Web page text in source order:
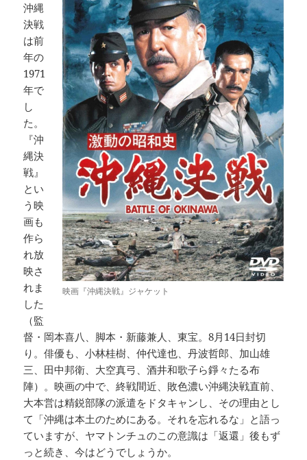
映画『沖縄決戦』ジャケット
沖縄
決戦
は前
年の
1971
年で
し
た。
『沖
縄決
戦』
とい
う映
画も
作ら
れ放
映さ
れま
した
（監
督・岡本喜八、脚本・新藤兼人、東宝。8月14日封切
り。俳優も、小林桂樹、仲代達也、丹波哲郎、加山雄
三、田中邦衛、大空真弓、酒井和歌子ら錚々たる布
陣）。映画の中で、終戦間近、敗色濃い沖縄決戦直前、
大本営は精鋭部隊の派遣をドタキャンし、その理由とし
て「沖縄は本土のためにある。それを忘れるな」と語っ
ていますが、ヤマトンチュのこの意識は「返還」後もず
っと続き、今はどうでしょうか。